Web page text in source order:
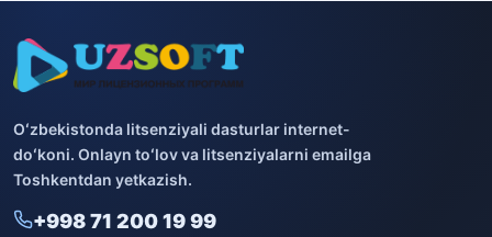
Oʻzbekistonda litsenziyali dasturlar internet-
doʻkoni. Onlayn toʻlov va litsenziyalarni emailga
Toshkentdan yetkazish.
+998 71 200 19 99